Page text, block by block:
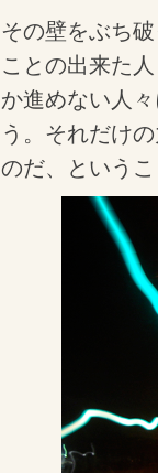
その壁をぶち
ことの出来た
か進めない人
う。それだけ
のだ、という